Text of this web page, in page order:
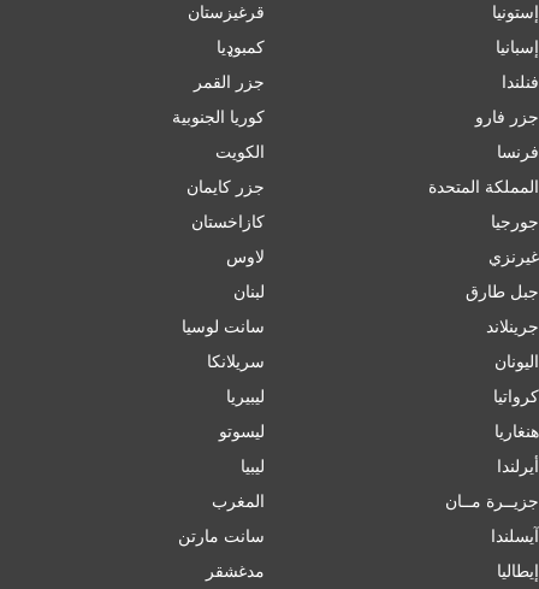
إستونيا
إسبانيا
فنلندا
جزر فارو
فرنسا
المملكة المتحدة
جورجيا
غيرنزي
جبل طارق
جرينلاند
اليونان
كرواتيا
هنغاريا
أيرلندا
جزيــرة مــان
آيسلندا
إﯾﻄﺎﻟﯿﺎ
قرغيزستان
کمبوډیا
جزر القمر
كوريا الجنوبية
الكويت
جزر كايمان
كازاخستان
لاوس
لبنان
سانت لوسيا
سريلانكا
ليبيريا
ليسوتو
ليبيا
المغرب
سانت مارتن
مدغشقر